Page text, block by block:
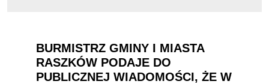
BURMISTRZ GMINY I MIASTA
RASZKÓW PODAJE DO
PUBLICZNEJ WIADOMOŚCI, ŻE W